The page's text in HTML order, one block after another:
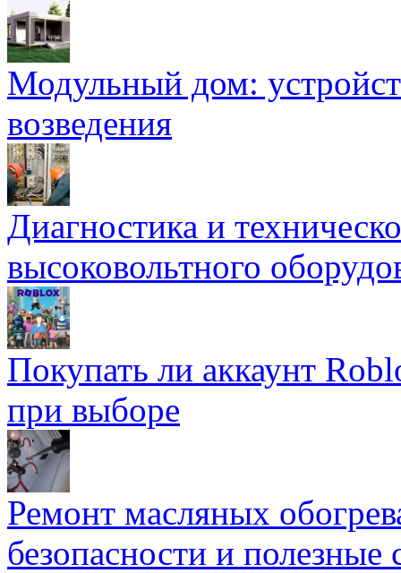
Модульный дом:
возведения
Диагностика и
высоковольтного
Покупать ли аккаунт
при выборе
Ремонт масляных
безопасности и полезные